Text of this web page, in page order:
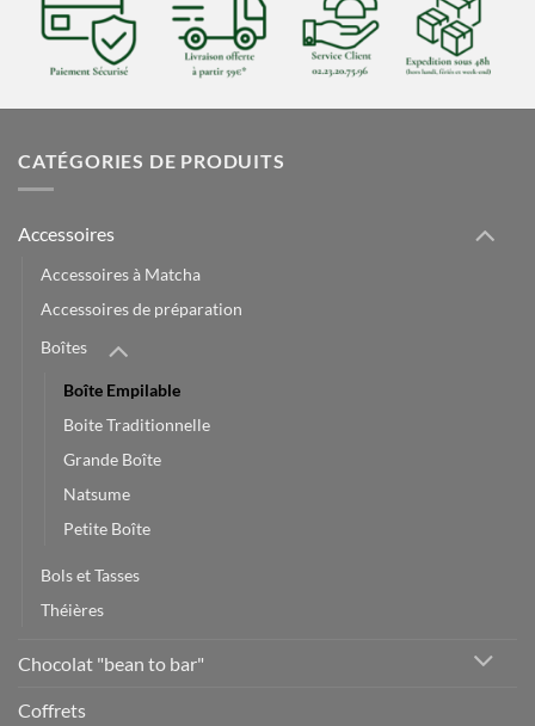
CATÉGORIES DE PRODUITS
Accessoires
Accessoires à Matcha
Accessoires de préparation
Boîtes
Boîte Empilable
Boite Traditionnelle
Grande Boîte
Natsume
Petite Boîte
Bols et Tasses
Théières
Chocolat "bean to bar"
Coffrets